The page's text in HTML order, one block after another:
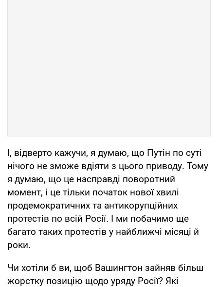
І, відверто кажучи, я думаю, що Путін по суті
нічого не зможе вдіяти з цього приводу. Тому
я думаю, що це насправді поворотний
момент, і це тільки початок нової хвилі
продемократичних та антикорупційних
протестів по всій Росії. І ми побачимо ще
багато таких протестів у найближчі місяці й
роки.
Чи хотіли б ви, щоб Вашингтон зайняв більш
жорстку позицію щодо уряду Росії? Які